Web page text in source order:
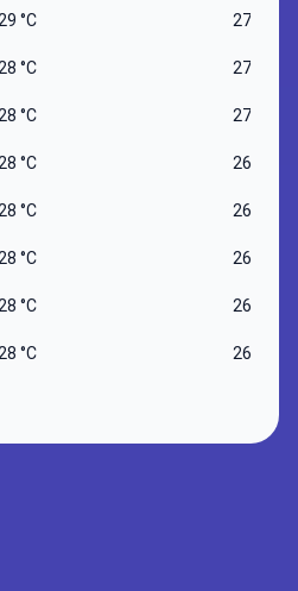
29 °C 27 °C
28 °C 27 °C
28 °C 27 °C
28 °C 26 °C
28 °C 26 °C
28 °C 26 °C
28 °C 26 °C
28 °C 26 °C